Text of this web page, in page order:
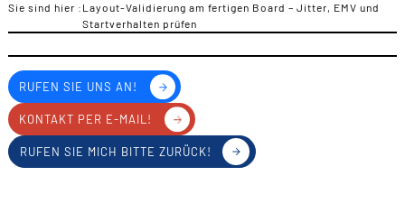
Sie sind hier : Layout-Validierung am fertigen Board – Jitter, EMV und
Startverhalten prüfen
RUFEN SIE UNS AN!
KONTAKT PER E-MAIL!
RUFEN SIE MICH BITTE ZURÜCK!